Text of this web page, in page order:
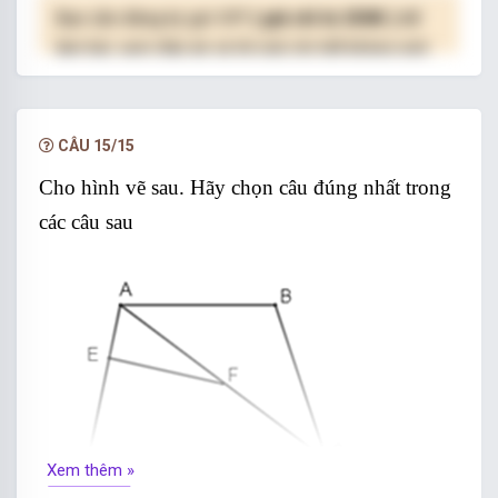
( giá chỉ từ 250K )
hạn.
CÂU 15/15
Cho hình vẽ sau. Hãy chọn câu đúng nhất trong
các câu sau
Xem thêm »